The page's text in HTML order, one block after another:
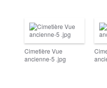
Cimetière Vue
ancienne-5 .jpg